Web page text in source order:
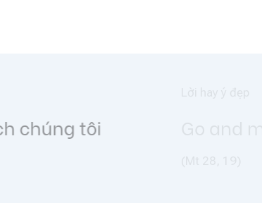
of all nations